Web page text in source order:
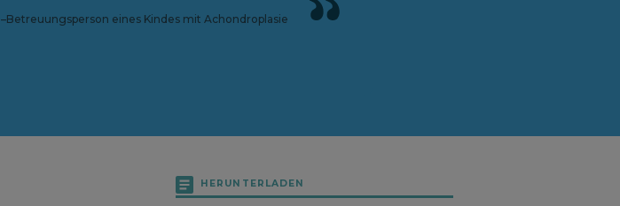
–Betreuungsperson eines Kindes mit Achondroplasie
HERUNTERLADEN